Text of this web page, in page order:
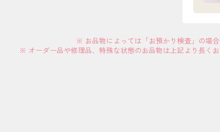
※ お品物によっては「お預かり検査」の場
※ オーダー品や修理品、特殊な状態のお品物は上記より長く